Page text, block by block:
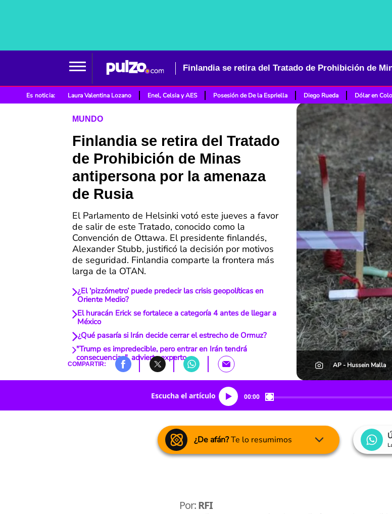
Es noticia: Laura Valentina Lozano Enel, Celsia y AES Posesión de De la Espriella Diego Rueda Dólar en
MUNDO
Finlandia se retira del Tratado
de Prohibición de Minas
antipersona por la amenaza
de Rusia
El Parlamento de Helsinki votó este jueves a favor
de salir de este Tratado, conocido como la
Convención de Ottawa. El presidente finlandés,
Alexander Stubb, justificó la decisión por motivos
de seguridad. Finlandia comparte la frontera más
larga de la OTAN.
¿El ‘pizzómetro’ puede predecir las crisis geopolíticas en
Oriente Medio?
El huracán Erick se fortalece a categoría 4 antes de llegar a
México
¿Qué pasaría si Irán decide cerrar el estrecho de Ormuz?
"Trump es impredecible, pero entrar en Irán tendrá
consecuencias", advierte experto
COMPARTIR: AP - Hussein Malla
Escucha el artículo 00:00
¿De afán?Te lo resumimos
Por:RFI